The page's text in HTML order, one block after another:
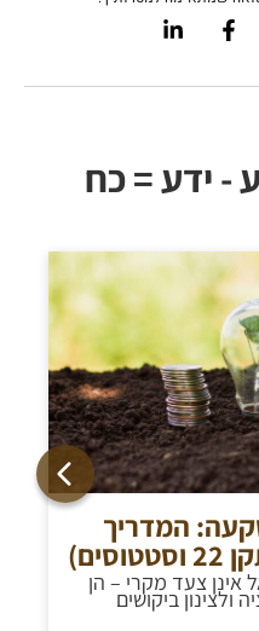
Facebook-
f
Linkedin-
in
- ידע = כח
המדריך
אינן צעד מקרי – הן
ביקושים